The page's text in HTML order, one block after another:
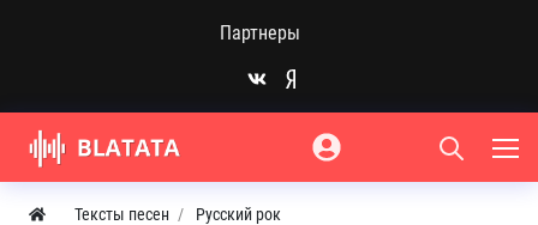
Партнеры
Тексты песен Русский рок